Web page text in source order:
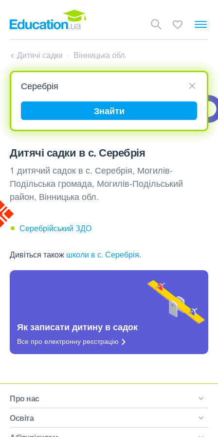
Дитячі садки Вінницька обл.
Знайти
Дитячі садки в с. Серебрія
1 дитячий садок в с. Серебрія, Могилів-
Подільська громада, Могилів-Подільський
район, Вінницька обл.
Серебрійський ЗДО
Дивіться також школи в с. Серебрія.
Як записати дитину в садок
Все про електронну реєстрацію
Про нас
Освіта